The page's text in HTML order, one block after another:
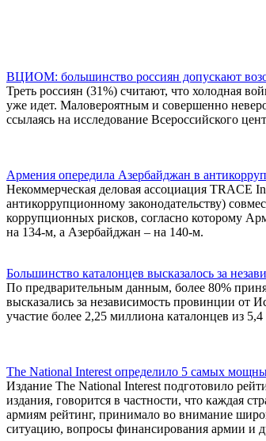
ВЦИОМ: большинство россиян допускают
Треть россиян (31%) считают, что холодная
уже идет. Маловероятным и совершенно
ссылаясь на исследование Всероссийского
Армения опередила Азербайджан в
Некоммерческая деловая ассоциация TRACE
антикоррупционному законодательству)
коррупционных рисков, согласно которому
на 134-м, а Азербайджан – на 140-м.
Большинство каталонцев высказалось за
По предварительным данным, более 80%
высказались за независимость провинции
участие более 2,25 миллиона каталонцев из
The National Interest определило 5 самых
Издание The National Interest подготовило
издания, говорится в частности, что каждая
армиям рейтинг, принимало во внимание
ситуацию, вопросы финансирования армии и